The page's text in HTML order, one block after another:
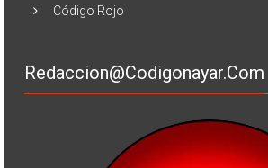
Código Rojo
Redaccion@codigonayar.com